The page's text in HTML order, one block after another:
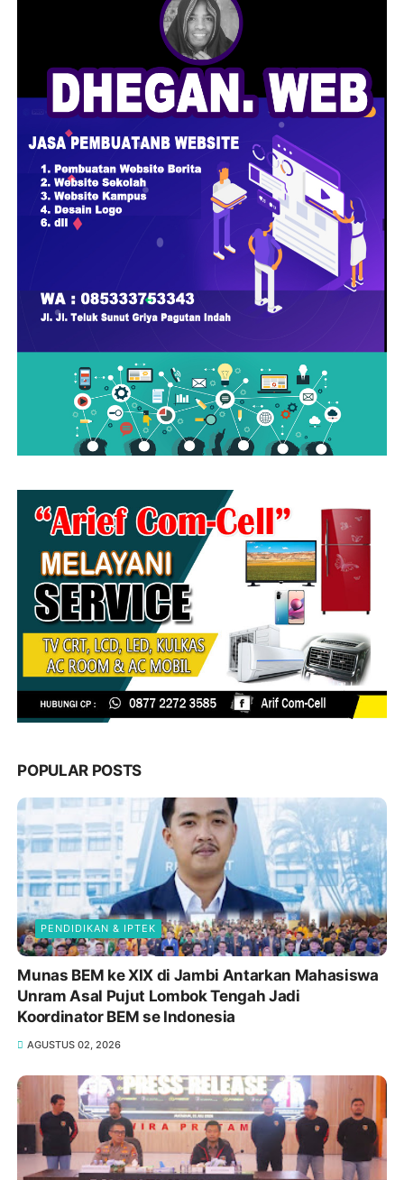
POPULAR POSTS
PENDIDIKAN & IPTEK
Munas BEM ke XIX di Jambi Antarkan Mahasiswa
Unram Asal Pujut Lombok Tengah Jadi
Koordinator BEM se Indonesia
AGUSTUS 02, 2026